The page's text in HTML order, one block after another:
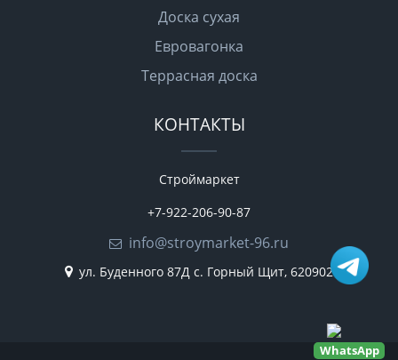
Доска сухая
Евровагонка
Террасная доска
КОНТАКТЫ
Строймаркет
+7-922-206-90-87
info@stroymarket-96.ru
ул. Буденного 87Д с. Горный Щит, 620902
WhatsApp